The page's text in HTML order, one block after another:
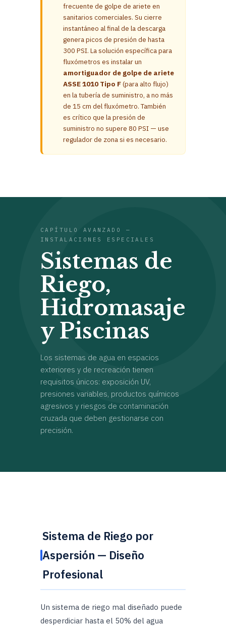
frecuente de golpe de ariete en
sanitarios comerciales. Su cierre
instantáneo al final de la descarga
genera picos de presión de hasta
300 PSI. La solución específica para
fluxómetros es instalar un
amortiguador de golpe de ariete
ASSE 1010 Tipo F(para alto flujo)
en la tubería de suministro, a no más
de 15 cm del fluxómetro. También
es crítico que la presión de
suministro no supere 80 PSI — use
regulador de zona si es necesario.
CAPÍTULO AVANZADO —
INSTALACIONES ESPECIALES
Sistemas de
Riego,
Hidromasaje
y Piscinas
Los sistemas de agua en espacios
exteriores y de recreación tienen
requisitos únicos: exposición UV,
presiones variables, productos químicos
agresivos y riesgos de contaminación
cruzada que deben gestionarse con
precisión.
Sistema de Riego por
Aspersión — Diseño
Profesional
Un sistema de riego mal diseñado puede
desperdiciar hasta el 50% del agua